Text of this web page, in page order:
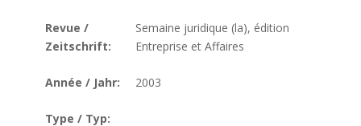
Revue /
Zeitschrift:
Semaine juridique (la), édition
Entreprise et Affaires
Année / Jahr: 2003
Type / Typ: